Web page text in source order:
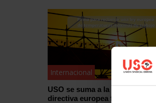
Internacional
USO se suma a la campaña por
directiva europea frente al